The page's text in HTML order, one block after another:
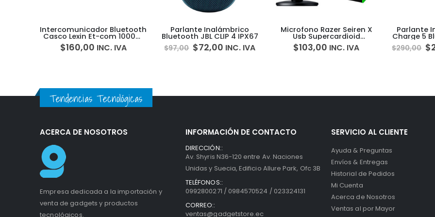
Parlante Inalámbrico
Bluetooth JBL CLIP 4 IPX67
97,00 $72,00INC. IVA
Microfono Razer Seiren X
Usb Supercardioid
Condensador
$103,00INC. IVA
Parlante Inalambrico JBL
Charge 5 Bluetooth 40w 20
Horas IP67
290,00 $276,00 INC. IVA
Pantalla
Hub
$
Tendencias Tecnológicas
ACERCA DE NOSOTROS
Empresa dedicada a la importación y
venta de gadgets y productos
tecnológicos.
INFORMACIÓN DE CONTACTO
DIRECCIÓN::
Av. Shyris N36-120 entre Av. Naciones
Unidas y Suecia, Edificio Allure Park, Ofc 3B
TELÉFONOS::
0992800271 / 0984570524 / 023324131
CORREO::
ventas@gadgetstore.ec
SERVICIO AL CLIENTE
Ayuda & Preguntas
Envíos & Entregas
Historial de Pedidos
Mi Cuenta
Acerca de Nosotros
Ventas al por Mayor